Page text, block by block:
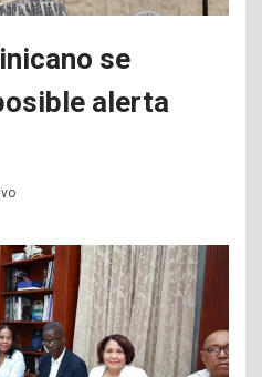
se
alerta